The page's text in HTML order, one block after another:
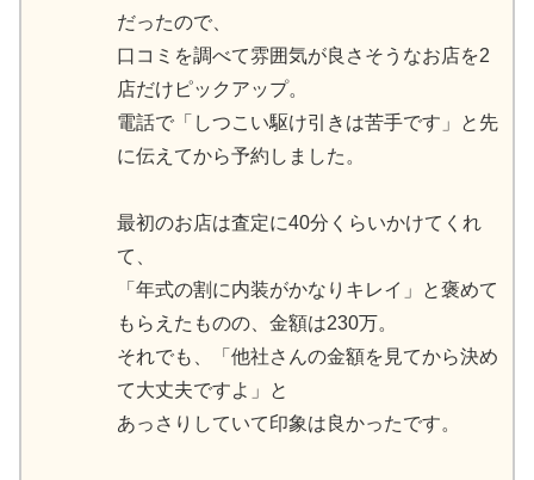
だったので、
口コミを調べて雰囲気が良さそうなお店を2
店だけピックアップ。
電話で「しつこい駆け引きは苦手です」と先
に伝えてから予約しました。
最初のお店は査定に40分くらいかけてくれ
て、
「年式の割に内装がかなりキレイ」と褒めて
もらえたものの、金額は230万。
それでも、「他社さんの金額を見てから決め
て大丈夫ですよ」と
あっさりしていて印象は良かったです。